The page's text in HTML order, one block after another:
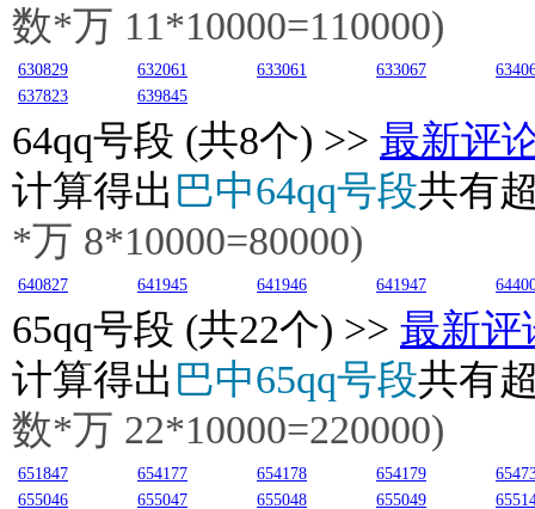
数*万 11*10000=110000)
630829 632061 633061 633067
637823
639845
64qq号段 (共8个) >> 最新评
计算得出 巴中64qq号段共有
*万 8*10000=80000)
640827 641945 641946 641947
65qq号段 (共22个) >> 最新评
计算得出 巴中65qq号段共有
数*万 22*10000=220000)
651847 654177 654178 654179
655046
655047 655048 655049